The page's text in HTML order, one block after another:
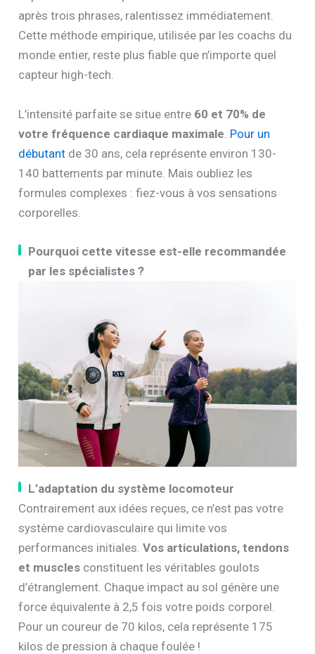
après trois phrases, ralentissez immédiatement.
Cette méthode empirique, utilisée par les coachs du
monde entier, reste plus fiable que n’importe quel
capteur high-tech.
L’intensité parfaite se situe entre 60 et 70% de
votre fréquence cardiaque maximale Pour un
débutant de 30 ans, cela représente environ 130-
140 battements par minute. Mais oubliez les
formules complexes : fiez-vous à vos sensations
corporelles.
Pourquoi cette vitesse est-elle recommandée
par les spécialistes ?
L’adaptation du système locomoteur
Contrairement aux idées reçues, ce n’est pas votre
système cardiovasculaire qui limite vos
performances initiales.Vos articulations, tendons
et muscles constituent les véritables goulots
d’étranglement. Chaque impact au sol génère une
force équivalente à 2,5 fois votre poids corporel.
Pour un coureur de 70 kilos, cela représente 175
kilos de pression à chaque foulée !